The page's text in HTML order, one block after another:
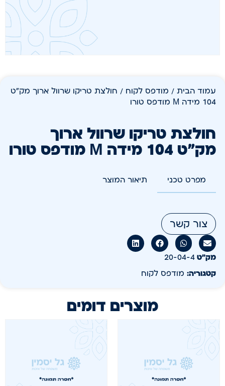
עמוד הבית / מודפס לקוח / חולצת טריקו שרוול ארוך מק"ט
104 מידה M מודפס טורו
חולצת טריקו שרוול ארוך
מק"ט 104 מידה M מודפס טורו
מפרט טכני תיאור המוצר
צור קשר
מק״ט 20-04-4
קטגוריה: מודפס לקוח
מוצרים דומים